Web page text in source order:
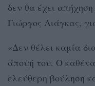
δεν θα έχει
Γιώργος Λιάγκας,
«Δεν θέλει καμία
άποψή του. Ο
ελεύθερη βούληση